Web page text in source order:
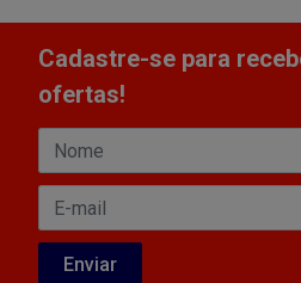
Cadastre-se para
ofertas!